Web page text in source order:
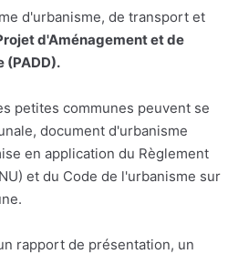
d'urbanisme, de transport et
d'Aménagement et de
(PADD).
petites communes peuvent se
document d'urbanisme
en application du Règlement
et du Code de l'urbanisme sur
rapport de présentation, un